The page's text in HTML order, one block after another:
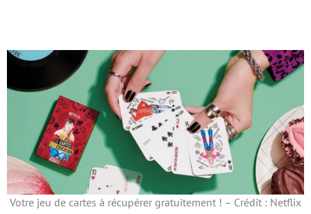
Votre jeu de cartes à récupérer gratuitement ! – Crédit : Netflix